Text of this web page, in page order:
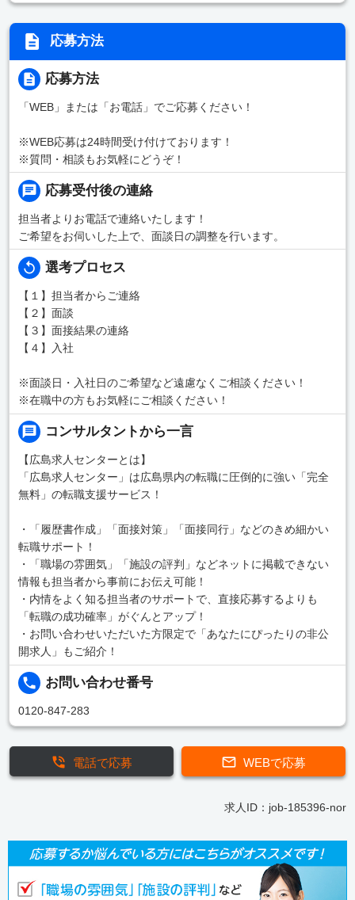
応募方法
応募方法
「WEB」または「お電話」でご応募ください！
※WEB応募は24時間受け付けております！
※質問・相談もお気軽にどうぞ！
応募受付後の連絡
担当者よりお電話で連絡いたします！
ご希望をお伺いした上で、面談日の調整を行います。
選考プロセス
【１】担当者からご連絡
【２】面談
【３】面接結果の連絡
【４】入社
※面談日・入社日のご希望など遠慮なくご相談ください！
※在職中の方もお気軽にご相談ください！
コンサルタントから一言
【広島求人センターとは】
「広島求人センター」は広島県内の転職に圧倒的に強い「完全
無料」の転職支援サービス！
・「履歴書作成」「面接対策」「面接同行」などのきめ細かい
転職サポート！
・「職場の雰囲気」「施設の評判」などネットに掲載できない
情報も担当者から事前にお伝え可能！
・内情をよく知る担当者のサポートで、直接応募するよりも
「転職の成功確率」がぐんとアップ！
・お問い合わせいただいた方限定で「あなたにぴったりの非公
開求人」もご紹介！
お問い合わせ番号
0120-847-283
WEBで応募
電話で応募
求人ID：job-185396-nor